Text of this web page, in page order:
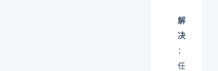
解
决
：
任